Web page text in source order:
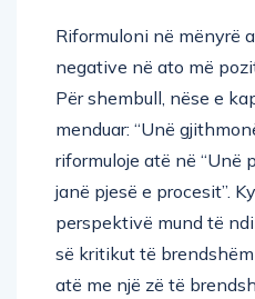
Riformuloni në mënyrë
negative në ato më
Për shembull, nëse e
menduar: “Unë
riformuloje atë në “Unë
janë pjesë e procesit”.
perspektivë mund të
së kritikut të
atë me një zë të